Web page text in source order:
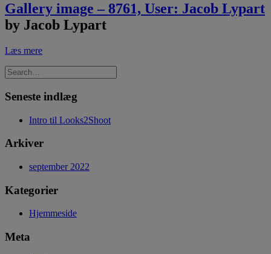
Gallery image – 8761, User: Jacob Lypart
by Jacob Lypart
Læs mere
Seneste indlæg
Intro til Looks2Shoot
Arkiver
september 2022
Kategorier
Hjemmeside
Meta